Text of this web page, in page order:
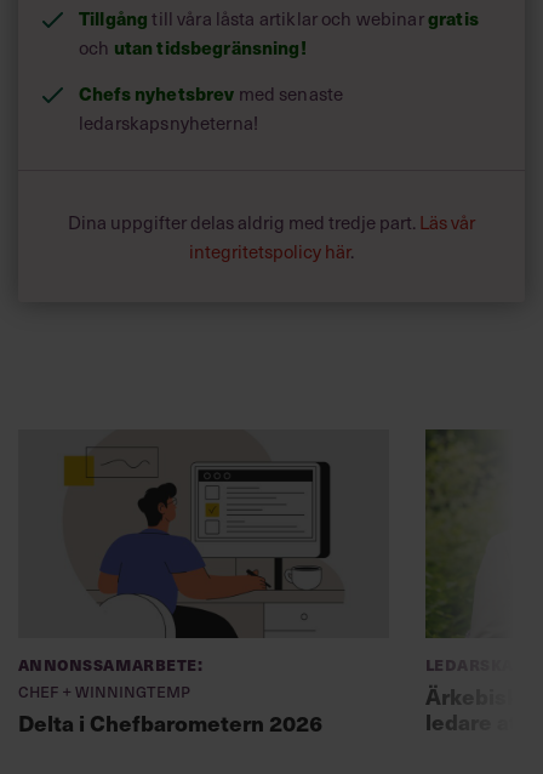
Tillgångtill våra låsta artiklar och webinargratis
och utan tidsbegränsning!
Chefs nyhetsbrev med senaste
ledarskapsnyheterna!
Dina uppgifter delas aldrig med tredje part. Läs vår
integritetspolicy här.
Annonssamarbete:
Chef + Winningtemp
Delta i Chefbarometern 2026
Ledarskap
ledare att